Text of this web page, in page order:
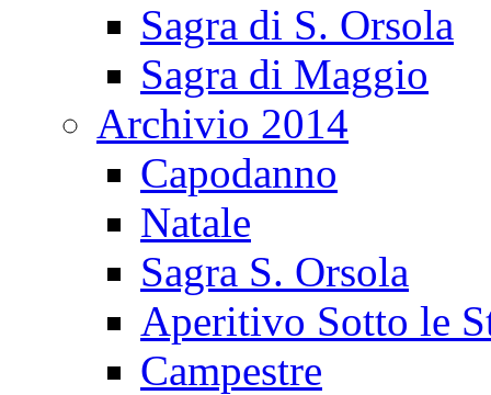
Sagra di S. Orsola
Sagra di Maggio
Archivio 2014
Capodanno
Natale
Sagra S. Orsola
Aperitivo Sotto le
Campestre